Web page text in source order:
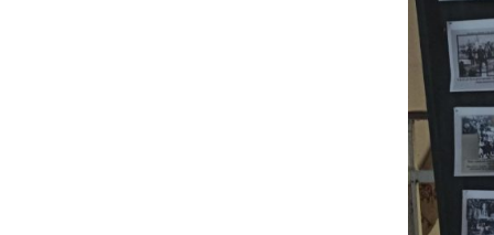
Відомості про
матеріально-
забезпечення